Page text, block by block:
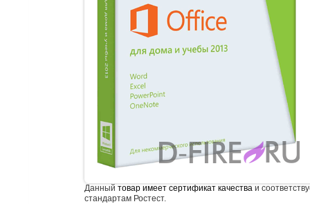
Данный товар имеет сертификат качества и
стандартам Ростест.